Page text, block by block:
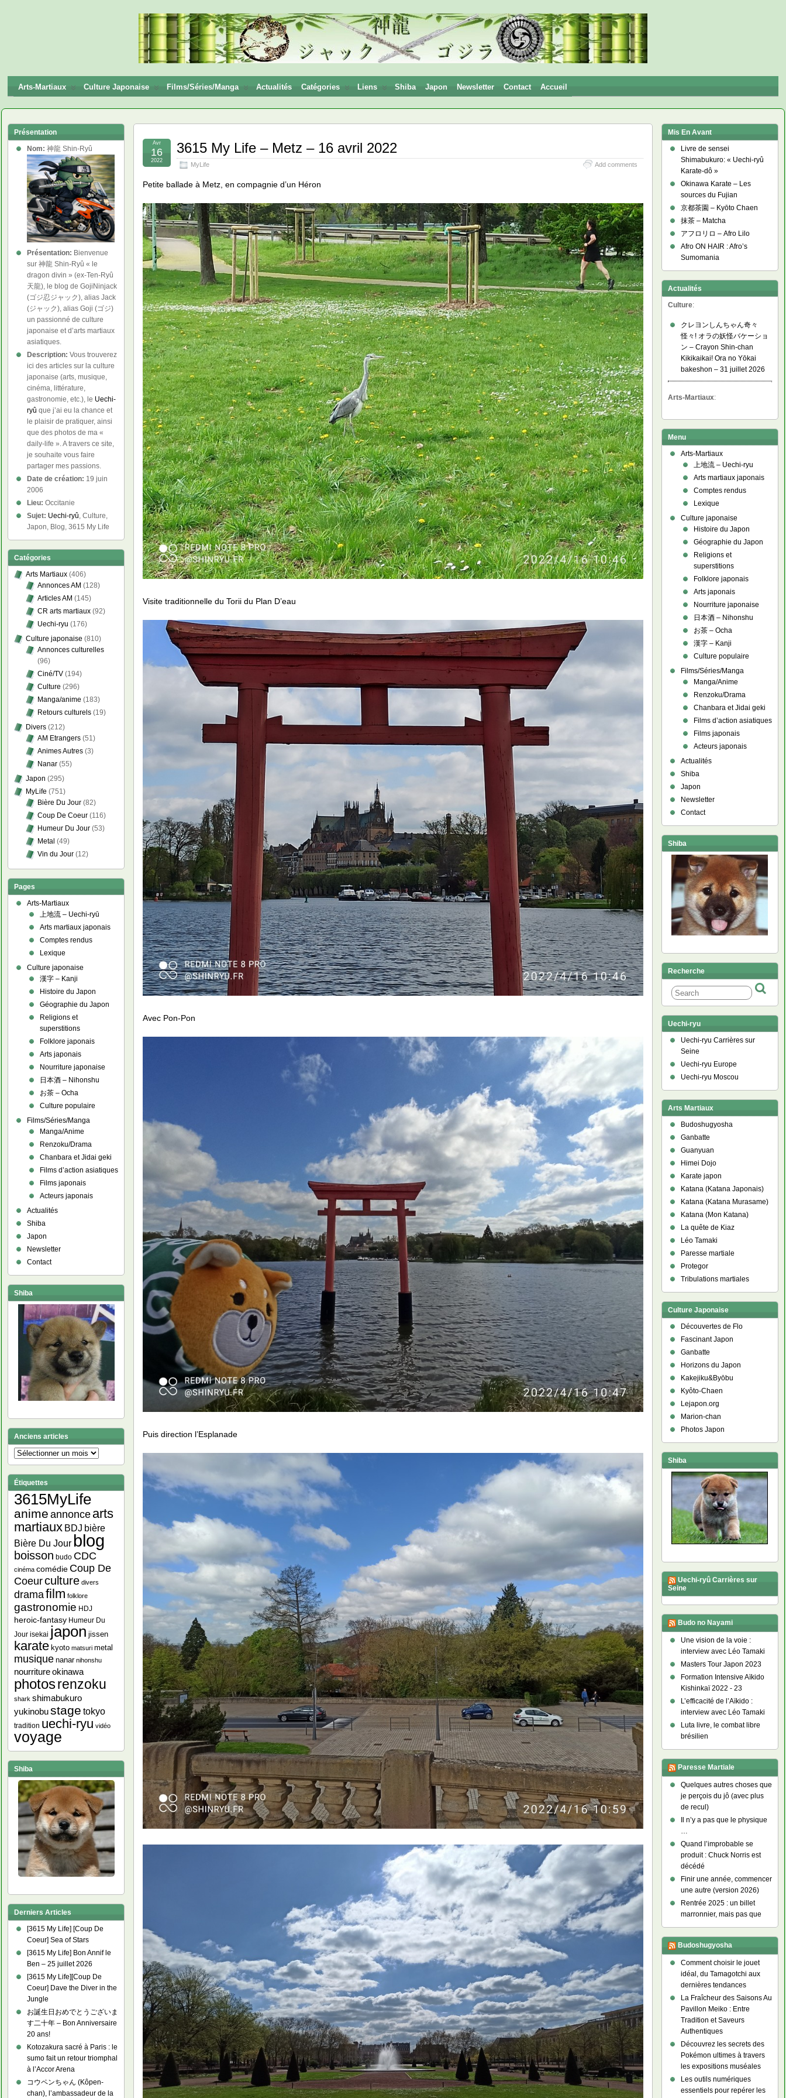
Ryū
Arts-Martiaux Culture Japonaise Films/Séries/Manga Actualités Catégories Liens Shiba Japon Newsletter Contact Accueil
3615 My Life – Metz – 16 avril 2022
MyLife Add comments
Avr
16
2022
Petite ballade à Metz, en compagnie d’un Héron
Visite traditionnelle du Torii du Plan D’eau
Avec Pon-Pon
Puis direction l’Esplanade
Présentation
Nom: 神龍 Shin-Ryû
Présentation: Bienvenue
sur 神龍 Shin-Ryû « le
dragon divin » (ex-Ten-Ryû
天龍), le blog de GojiNinjack
(ゴジ忍ジャック), alias Jack
(ジャック), alias Goji (ゴジ)
un passionné de culture
japonaise et d’arts martiaux
asiatiques.
Description: Vous trouverez
ici des articles sur la culture
japonaise (arts, musique,
cinéma, littérature,
gastronomie, etc.), le Uechi-
ryû que j’ai eu la chance et
le plaisir de pratiquer, ainsi
que des photos de ma «
daily-life ». A travers ce site,
je souhaite vous faire
partager mes passions.
Date de création: 19 juin
2006
Lieu: Occitanie
Sujet: Uechi-ryû, Culture,
Japon, Blog, 3615 My Life
Catégories
Arts Martiaux (406)
Annonces AM (128)
Articles AM (145)
CR arts martiaux (92)
Uechi-ryu (176)
Culture japonaise (810)
Annonces culturelles
(96)
Ciné/TV (194)
Culture (296)
Manga/anime (183)
Retours culturels (19)
Divers (212)
AM Etrangers (51)
Animes Autres (3)
Nanar (55)
Japon (295)
MyLife (751)
Bière Du Jour (82)
Coup De Coeur (116)
Humeur Du Jour (53)
Metal (49)
Vin du Jour (12)
Pages
Arts-Martiaux
上地流 – Uechi-ryū
Arts martiaux japonais
Comptes rendus
Lexique
Culture japonaise
漢字 – Kanji
Histoire du Japon
Géographie du Japon
Religions et
superstitions
Folklore japonais
Arts japonais
Nourriture japonaise
日本酒 – Nihonshu
お茶 – Ocha
Culture populaire
Films/Séries/Manga
Manga/Anime
Renzoku/Drama
Chanbara et Jidai geki
Films d’action asiatiques
Films japonais
Acteurs japonais
Actualités
Shiba
Japon
Newsletter
Contact
Shiba
Anciens articles
Anciens
articles
Étiquettes
3615MyLife
anime annonce arts
martiaux BDJ bière
Bière Du Jour blog
boisson budo CDC
cinéma comédie Coup De
Coeurculture divers
dramafilm folklore
gastronomie HDJ
heroic-fantasy Humeur Du
Jour isekai japon jissen
karate kyoto matsuri metal
musique nanar nihonshu
nourriture okinawa
photosrenzoku
shark shimabukuro
yukinobu stage tokyo
tradition uechi-ryu vidéo
voyage
Shiba
Derniers Articles
[3615 My Life] [Coup De
Coeur] Sea of Stars
[3615 My Life] Bon Annif le
Ben – 25 juillet 2026
[3615 My Life][Coup De
Coeur] Dave the Diver in the
Jungle
お誕生日おめでとうございま
す二十年 – Bon Anniversaire
20 ans!
Kotozakura sacré à Paris : le
sumo fait un retour triomphal
à l’Accor Arena
コウペンちゃん (Kôpen-
chan), l’ambassadeur de la
Mis En Avant
Livre de sensei
Shimabukuro: « Uechi-ryû
Karate-dô »
Okinawa Karate – Les
sources du Fujian
京都茶園 – Kyōto Chaen
抹茶 – Matcha
アフロリロ – Afro Lilo
Afro ON HAIR : Afro’s
Sumomania
Actualités
Culture:
クレヨンしんちゃん奇々
怪々! オラの妖怪バケーショ
ン – Crayon Shin-chan
Kikikaikai! Ora no Yōkai
bakeshon – 31 juillet 2026
Arts-Martiaux:
Menu
Arts-Martiaux
上地流 – Uechi-ryu
Arts martiaux japonais
Comptes rendus
Lexique
Culture japonaise
Histoire du Japon
Géographie du Japon
Religions et
superstitions
Folklore japonais
Arts japonais
Nourriture japonaise
日本酒 – Nihonshu
お茶 – Ocha
漢字 – Kanji
Culture populaire
Films/Séries/Manga
Manga/Anime
Renzoku/Drama
Chanbara et Jidai geki
Films d’action asiatiques
Films japonais
Acteurs japonais
Actualités
Shiba
Japon
Newsletter
Contact
Shiba
Recherche
Uechi-ryu
Uechi-ryu Carrières sur
Seine
Uechi-ryu Europe
Uechi-ryu Moscou
Arts Martiaux
Budoshugyosha
Ganbatte
Guanyuan
Himei Dojo
Karate japon
Katana (Katana Japonais)
Katana (Katana Murasame)
Katana (Mon Katana)
La quête de Kiaz
Léo Tamaki
Paresse martiale
Protegor
Tribulations martiales
Culture Japonaise
Découvertes de Flo
Fascinant Japon
Ganbatte
Horizons du Japon
Kakejiku&Byōbu
Kyôto-Chaen
Lejapon.org
Marion-chan
Photos Japon
Shiba
Uechi-ryû Carrières sur
Seine
Budo no Nayami
Une vision de la voie :
interview avec Léo Tamaki
Masters Tour Japon 2023
Formation Intensive Aïkido
Kishinkaï 2022 - 23
L’efficacité de l’Aïkido :
interview avec Léo Tamaki
Luta livre, le combat libre
brésilien
Paresse Martiale
Quelques autres choses que
je perçois du jô (avec plus
de recul)
Il n’y a pas que le physique
…
Quand l’improbable se
produit : Chuck Norris est
décédé
Finir une année, commencer
une autre (version 2026)
Rentrée 2025 : un billet
marronnier, mais pas que
Budoshugyosha
Comment choisir le jouet
idéal, du Tamagotchi aux
dernières tendances
La Fraîcheur des Saisons Au
Pavillon Meiko : Entre
Tradition et Saveurs
Authentiques
Découvrez les secrets des
Pokémon ultimes à travers
les expositions muséales
Les outils numériques
essentiels pour repérer les